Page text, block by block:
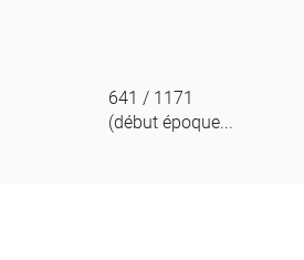
641 / 1171
(début époque...